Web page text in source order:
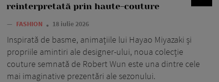
reinterpretată prin haute-couture
— FASHION 18 iulie 2026
Inspirată de basme, animațiile lui Hayao Miyazaki și
propriile amintiri ale designer-ului, noua colecție
couture semnată de Robert Wun este una dintre cele
mai imaginative prezentări ale sezonului.